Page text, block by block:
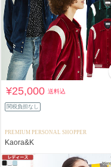
¥25,000送料込
関税負担なし
PREMIUM PERSONAL SHOPPER
Kaora&K